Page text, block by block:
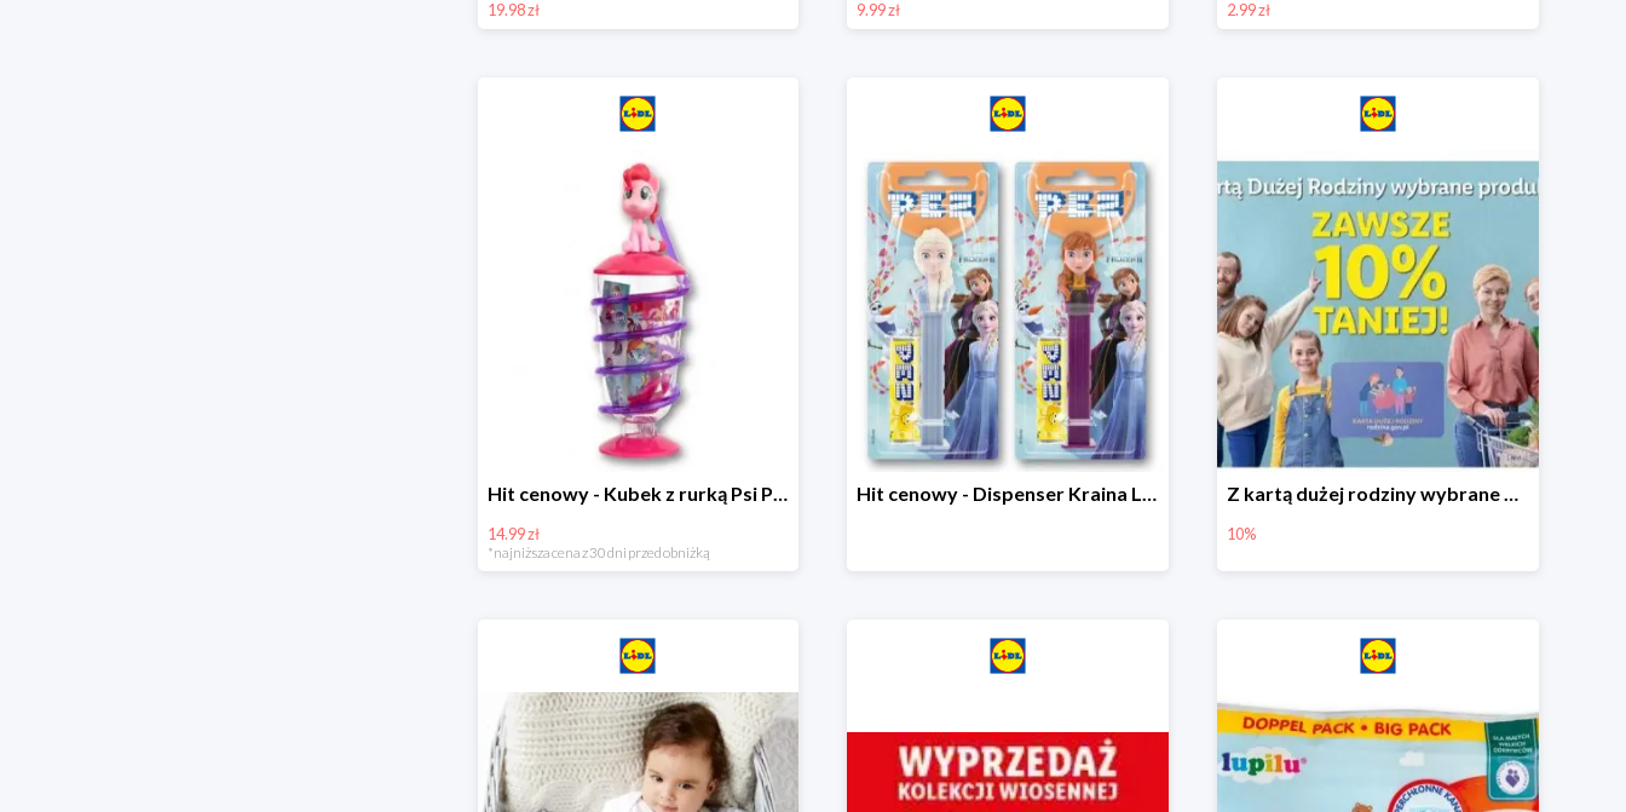
19.98 zł 9.99 zł 2.99 zł
Hit cenowy - Kubek z rurką Psi Patrol, PONY, Minionki, Peppa
14.99 zł
*najniższa cena z 30 dni przed obniżką
Hit cenowy - Dispenser Kraina Lodu Z kartą dużej rodziny wybrane produkty w Lidlu -10%
10%